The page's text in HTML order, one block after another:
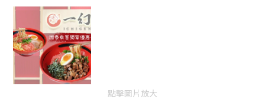
點擊圖片放大